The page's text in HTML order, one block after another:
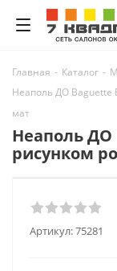
Главная - Каталог -
Неаполь ДО Baguette
мат
Неаполь ДО
рисунком
Артикул:75281